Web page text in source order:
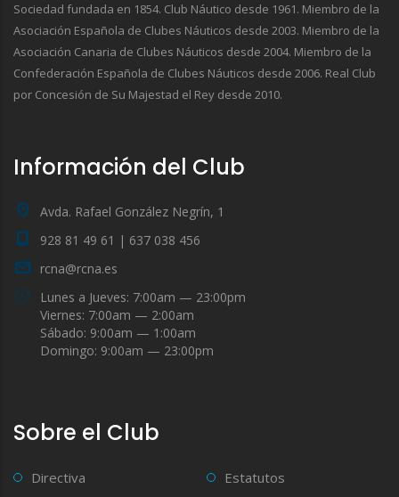
Sociedad fundada en 1854. Club Náutico desde 1961. Miembro de la
Asociación Española de Clubes Náuticos desde 2003. Miembro de la
Asociación Canaria de Clubes Náuticos desde 2004. Miembro de la
Confederación Española de Clubes Náuticos desde 2006. Real Club
por Concesión de Su Majestad el Rey desde 2010.
Información del Club
Avda. Rafael González Negrín, 1
928 81 49 61 | 637 038 456
rcna@rcna.es
Lunes a Jueves: 7:00am — 23:00pm
Viernes: 7:00am — 2:00am
Sábado: 9:00am — 1:00am
Domingo: 9:00am — 23:00pm
Sobre el Club
Directiva Estatutos